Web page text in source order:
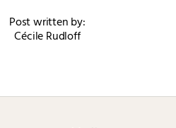
Post written by:
Cécile Rudloff